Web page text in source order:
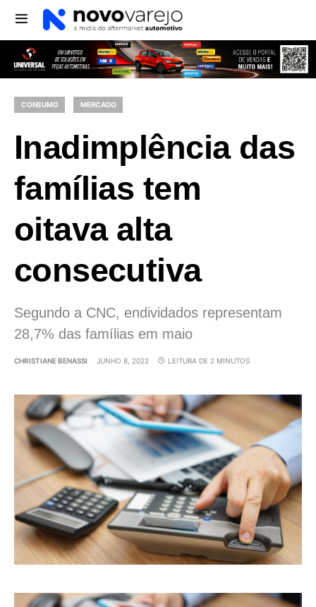
CONSUMO MERCADO
Inadimplência das
famílias tem
oitava alta
consecutiva
Segundo a CNC, endividados representam
28,7% das famílias em maio
CHRISTIANE BENASSI JUNHO 8, 2022 LEITURA DE 2 MINUTOS